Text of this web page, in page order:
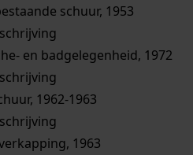
schuur, 1953
en badgelegenheid, 1972
1962-1963
1963